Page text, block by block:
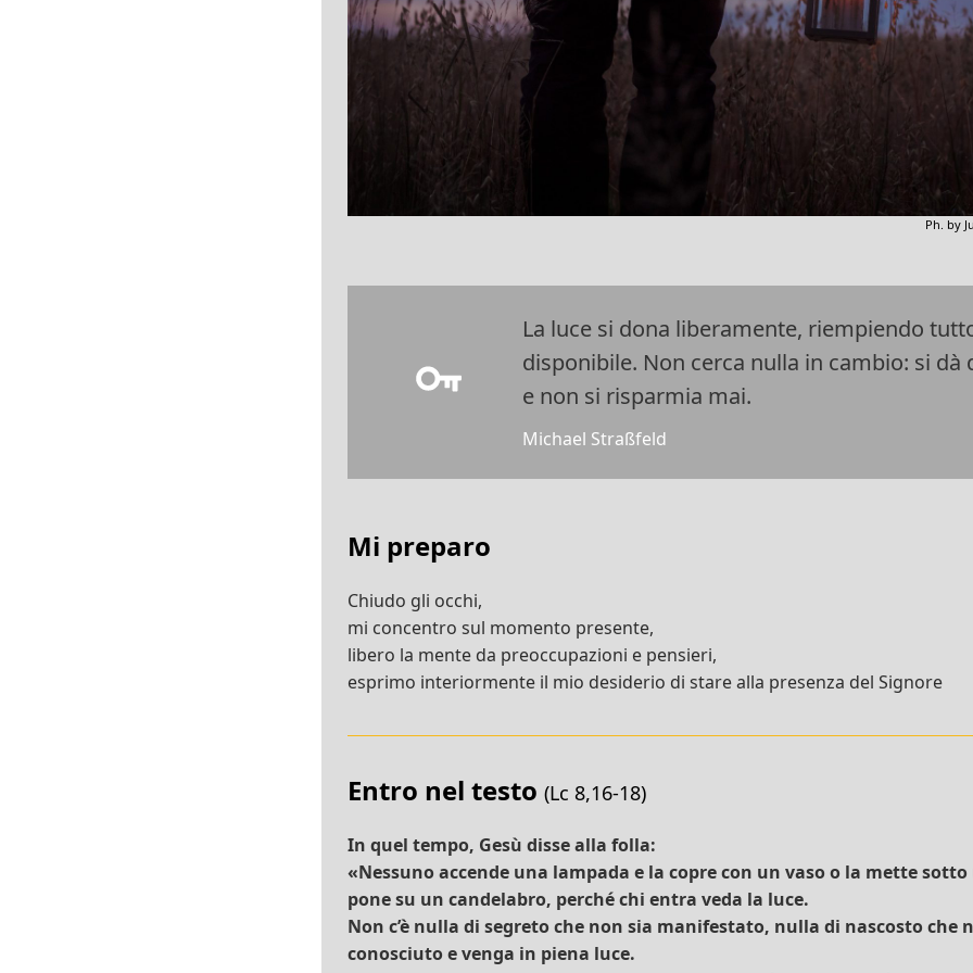
Ph. by
La luce si dona liberamente, riempiendo
disponibile. Non cerca nulla in cambio: si dà
e non si risparmia mai.
Michael Straßfeld
Mi preparo
Chiudo gli occhi,
mi concentro sul momento presente,
libero la mente da preoccupazioni e pensieri,
esprimo interiormente il mio desiderio di stare alla presenza del Signore
Entro nel testo (Lc 8,16-18)
In quel tempo, Gesù disse alla folla:
«Nessuno accende una lampada e la copre con un vaso o la mette
pone su un candelabro, perché chi entra veda la luce.
Non c’è nulla di segreto che non sia manifestato, nulla di nascosto che
conosciuto e venga in piena luce.